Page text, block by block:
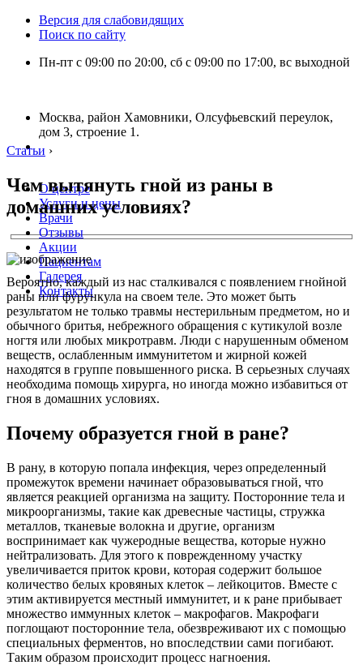
Версия для слабовидящих
Поиск по сайту
Пн-пт с 09:00 по 20:00, сб с 09:00 по 17:00, вс выходной
Москва, район Хамовники, Олсуфьевский переулок,
дом 3, строение 1.
О центре
Услуги и цены
Врачи
Отзывы
Акции
Пациентам
Галерея
Контакты
Статьи ›
Чем вытянуть гной из раны в
домашних условиях?
Вероятно, каждый из нас сталкивался с появлением гнойной
раны или фурункула на своем теле. Это может быть
результатом не только травмы нестерильным предметом, но и
обычного бритья, небрежного обращения с кутикулой возле
ногтя или любых микротравм. Люди с нарушенным обменом
веществ, ослабленным иммунитетом и жирной кожей
находятся в группе повышенного риска. В серьезных случаях
необходима помощь хирурга, но иногда можно избавиться от
гноя в домашних условиях.
Почему образуется гной в ране?
В рану, в которую попала инфекция, через определенный
промежуток времени начинает образовываться гной, что
является реакцией организма на защиту. Посторонние тела и
микроорганизмы, такие как древесные частицы, стружка
металлов, тканевые волокна и другие, организм
воспринимает как чужеродные вещества, которые нужно
нейтрализовать. Для этого к поврежденному участку
увеличивается приток крови, которая содержит большое
количество белых кровяных клеток – лейкоцитов. Вместе с
этим активируется местный иммунитет, и к ране прибывает
множество иммунных клеток – макрофагов. Макрофаги
поглощают посторонние тела, обезвреживают их с помощью
специальных ферментов, но впоследствии сами погибают.
Таким образом происходит процесс нагноения.